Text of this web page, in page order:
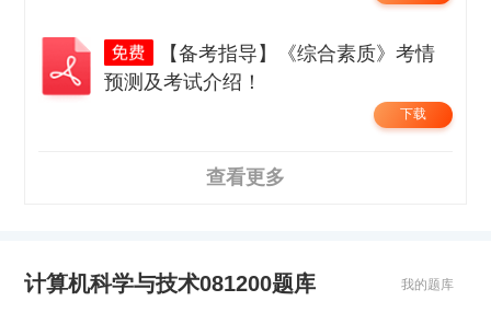
【备考指导】《综合素质》考情
预测及考试介绍！
下载
查看更多
计算机科学与技术081200题库 我的题库